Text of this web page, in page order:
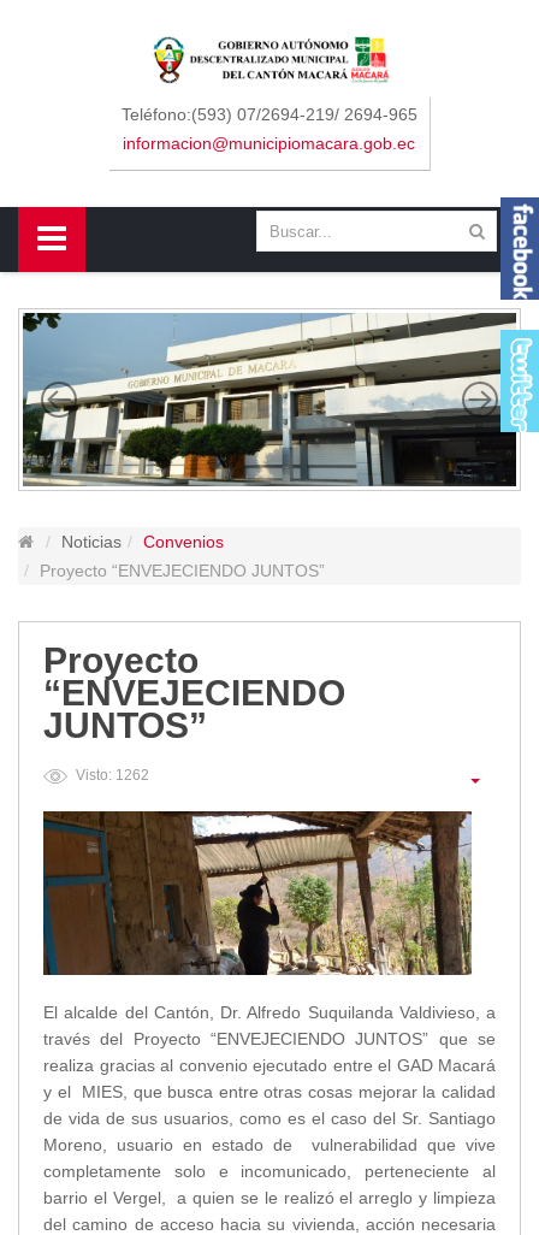
Teléfono:(593) 07/2694-219/ 2694-965
informacion@municipiomacara.gob.ec
Noticias
Convenios
Proyecto “ENVEJECIENDO JUNTOS”
Proyecto
“ENVEJECIENDO
JUNTOS”
Visto: 1262
El alcalde del Cantón, Dr. Alfredo Suquilanda Valdivieso, a
través del Proyecto “ENVEJECIENDO JUNTOS” que se
realiza gracias al convenio ejecutado entre el GAD Macará
y el MIES, que busca entre otras cosas mejorar la calidad
de vida de sus usuarios, como es el caso del Sr. Santiago
Moreno, usuario en estado de vulnerabilidad que vive
completamente solo e incomunicado, perteneciente al
barrio el Vergel, a quien se le realizó el arreglo y limpieza
del camino de acceso hacia su vivienda, acción necesaria
Sidebar Menu
Concejo
Departamentos
Contáctenos
Cantón
Himno a Macará
Símbolos Patrios
Gastronomía
Lugares Turísticos
Balnearios
Petroglifos
Numbiaranga
Plan de Desarrollo Turístico
Noticias
Obras
Asambleas
Convenios
Eventos
Comunicados e Invitaciones
Socializaciones
Deportes
Social
Transparencia
LOTAIP
GAD Macará
2026